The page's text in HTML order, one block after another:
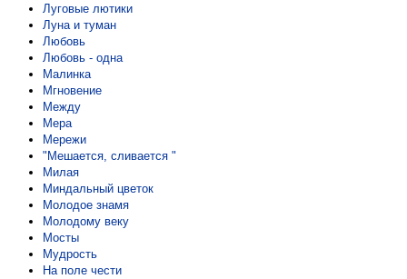
Луговые лютики
Луна и туман
Любовь
Любовь - одна
Малинка
Мгновение
Между
Мера
Мережи
"Мешается, сливается "
Милая
Миндальный цветок
Молодое знамя
Молодому веку
Мосты
Мудрость
На поле чести